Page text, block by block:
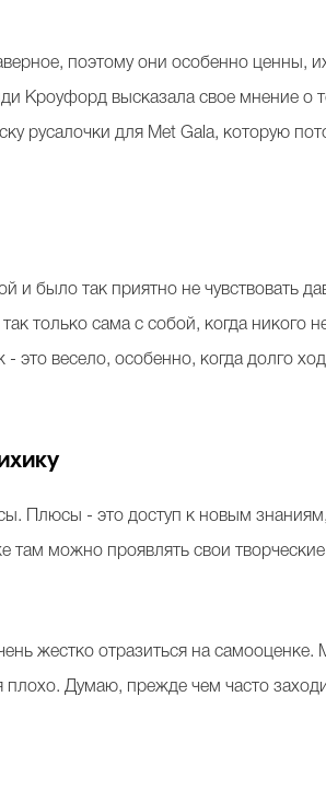
поэтому они особенно ценны,
Кроуфорд высказала свое мнение о
русалочки для Met Gala, которую
и было так приятно не чувствовать
только сама с собой, когда никого
весело, особенно, когда долго
Плюсы - это доступ к новым
можно проявлять свои
жестко отразиться на
плохо. Думаю, прежде чем часто